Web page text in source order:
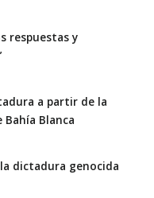
respuestas y
a partir de la
Bahía Blanca
dictadura genocida